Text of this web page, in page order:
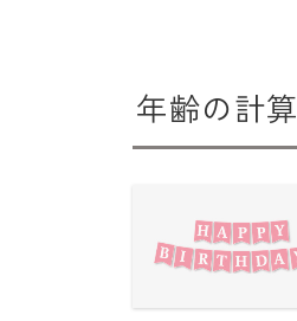
年齢の計算